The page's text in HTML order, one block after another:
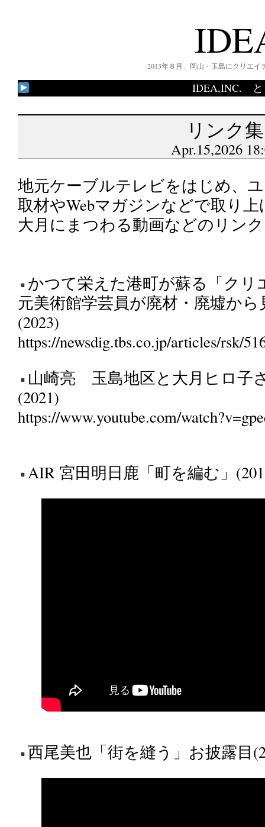
2013年８月、岡山・玉島にクリエ
IDEA,INC.
リンク集
Apr.15,2026
地元ケーブルテレビをはじめ、
取材やWebマガジンなどで取り
大月にまつわる動画などのリン
かつて栄えた港町が蘇る「ク
元美術館学芸員が廃材・廃墟か
(2023)
https://newsdig.tbs.co.jp/articles/rsk/
山崎亮 玉島地区と大月ヒロ子
(2021)
https://www.youtube.com/
AIR 宮田明日鹿「町を編む」
西尾美也「街を縫う」お披露目